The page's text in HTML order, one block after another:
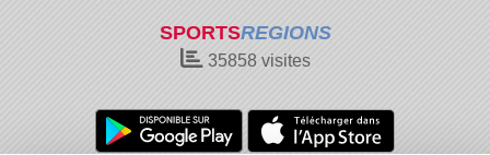
SPORTSREGIONS
35858visites